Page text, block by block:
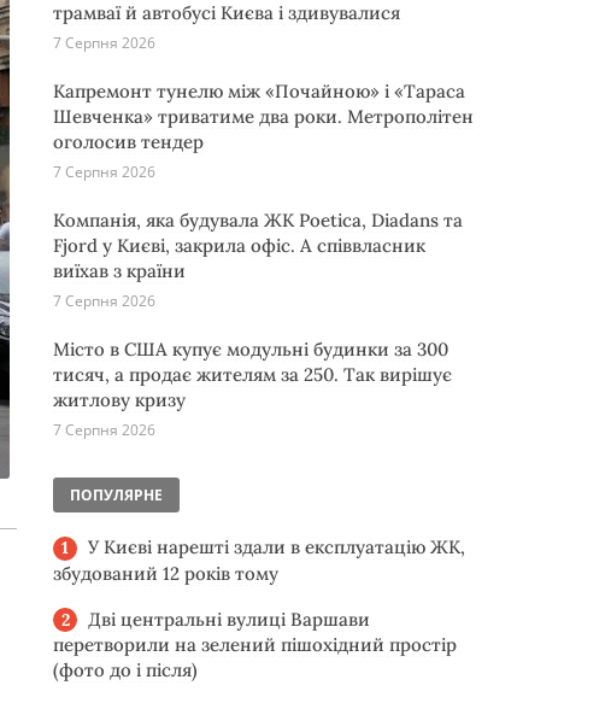
трамваї й автобусі Києва і здивувалися
7 Серпня 2026
Капремонт тунелю між «Почайною» і «Тараса
Шевченка» триватиме два роки. Метрополітен
оголосив тендер
7 Серпня 2026
Компанія, яка будувала ЖК Poetica, Diadans та
Fjord у Києві, закрила офіс. А співвласник
виїхав з країни
7 Серпня 2026
Місто в США купує модульні будинки за 300
тисяч, а продає жителям за 250. Так вирішує
житлову кризу
7 Серпня 2026
ПОПУЛЯРНЕ
У Києві нарешті здали в експлуатацію ЖК,
збудований 12 років тому
Дві центральні вулиці Варшави
перетворили на зелений пішохідний простір
(фото до і після)